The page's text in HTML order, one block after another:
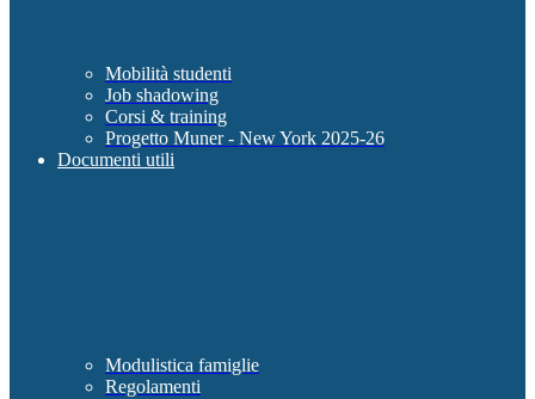
Mobilità studenti
Job shadowing
Corsi & training
Progetto Muner - New York 2025-26
Documenti utili
Modulistica famiglie
Regolamenti